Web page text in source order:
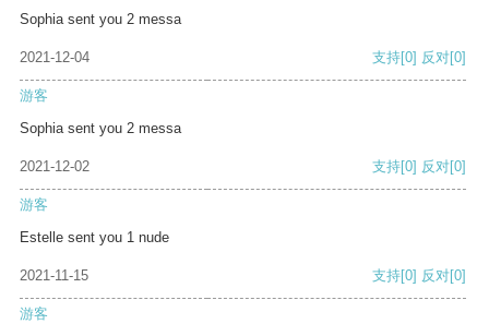
Sophia sent you 2 messa
2021-12-04 支持[0] 反对[0]
游客
Sophia sent you 2 messa
2021-12-02 支持[0] 反对[0]
游客
Estelle sent you 1 nude
2021-11-15 支持[0] 反对[0]
游客